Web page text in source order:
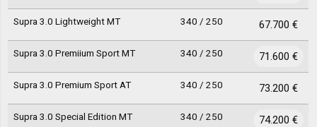
Supra 3.0 Lightweight MT 340 / 250 67.700 €
Supra 3.0 Premiium Sport MT 340 / 250 71.600 €
Supra 3.0 Premium Sport AT 340 / 250 73.200 €
Supra 3.0 Special Edition MT 340 / 250 74.200 €